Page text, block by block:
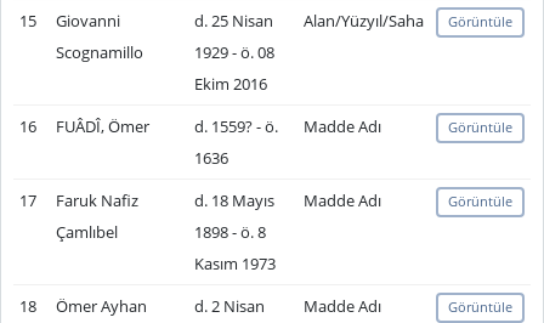
15
Giovanni
Scognamillo
d. 25 Nisan
1929 - ö. 08
Ekim 2016
Alan/Yüzyıl/Saha Görüntüle
16 FUÂDÎ, Ömer
d. 1559? - ö.
1636
Madde Adı Görüntüle
17
Faruk Nafiz
Çamlıbel
d. 18 Mayıs
1898 - ö. 8
Kasım 1973
Madde Adı Görüntüle
18 Ömer Ayhan d. 2 Nisan Madde Adı Görüntüle